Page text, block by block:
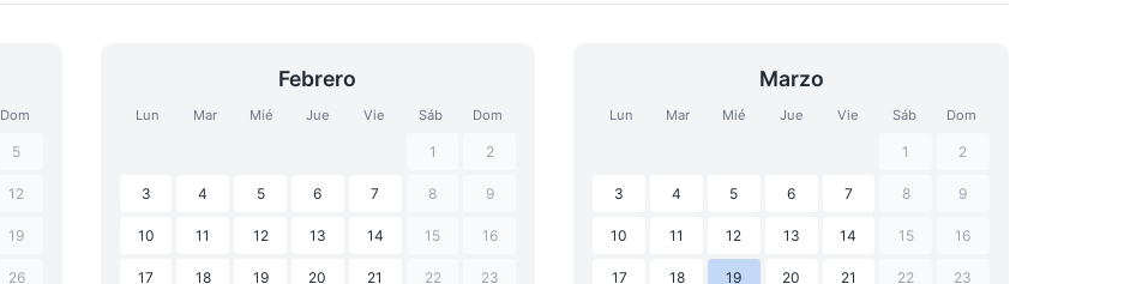
Dom
5
12
19
26
Febrero
Lun Mar Mié Jue Vie Sáb Dom
1 2
3 4 5 6 7 8 9
10 11 12 13 14 15 16
17 18 19 20 21 22 23
Marzo
Lun Mar Mié Jue Vie Sáb Dom
1 2
3 4 5 6 7 8 9
10 11 12 13 14 15 16
17 18 19 20 21 22 23